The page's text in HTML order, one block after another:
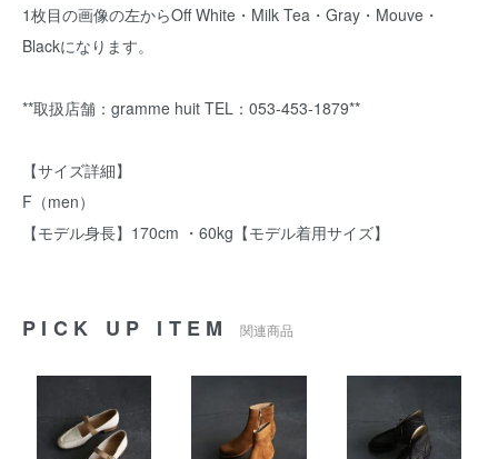
1枚目の画像の左からOff White・Milk Tea・Gray・Mouve・
Blackになります。
**取扱店舗：gramme huit TEL：053-453-1879**
【サイズ詳細】
F（men）
【モデル身長】170cm ・60kg【モデル着用サイズ】
PICK UP ITEM関連商品